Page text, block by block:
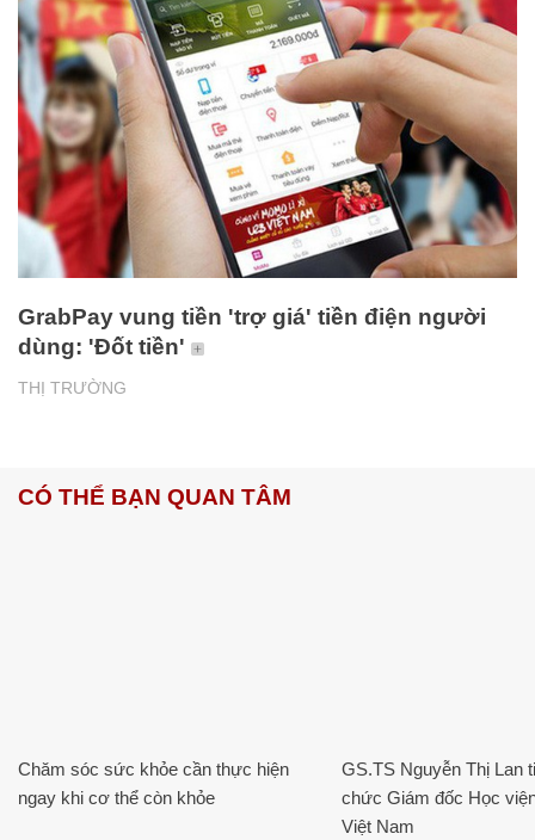
THỊ TRƯỜNG
GrabPay vung tiền 'trợ giá' tiền điện người
dùng: 'Đốt tiền'
CÓ THỂ BẠN QUAN TÂM
Chăm sóc sức khỏe cần thực hiện
ngay khi cơ thể còn khỏe
GS.TS Nguyễn Thị Lan
chức Giám đốc Học
Việt Nam